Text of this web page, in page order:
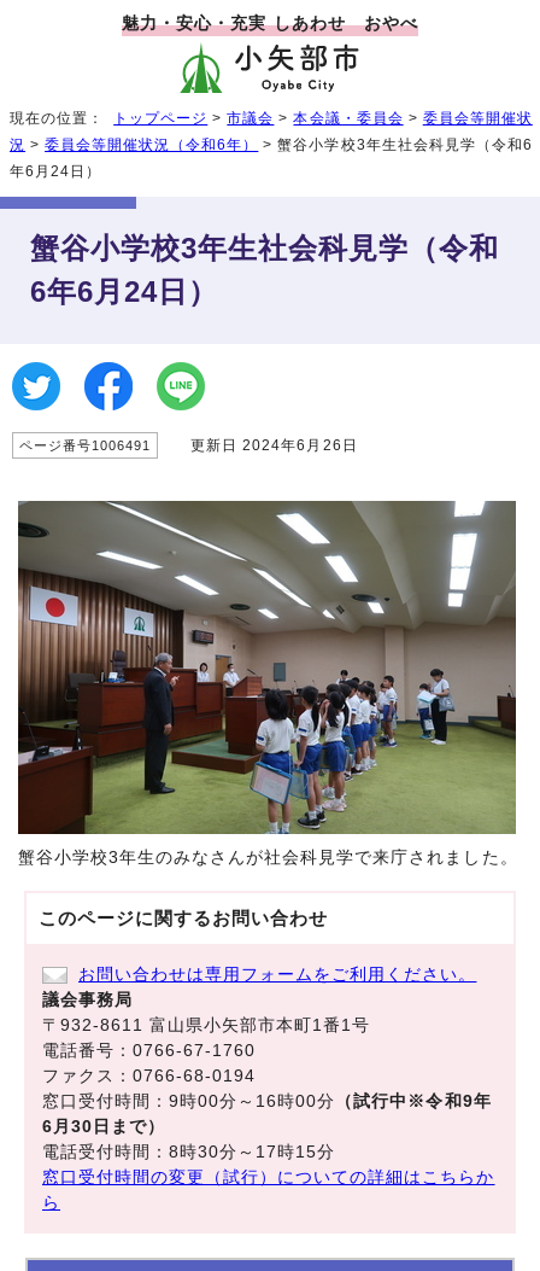
魅力・安心・充実 しあわせ おやべ
現在の位置： トップページ >市議会 >本会議・委員会 > 委員会等開催状
況 >委員会等開催状況（令和6年）
> 蟹谷小学校3年生社会科見学（令和6
年6月24日）
蟹谷小学校3年生社会科見学（令和
6年6月24日）
ページ番号1006491 更新日 2024年6月26日
蟹谷小学校3年生のみなさんが社会科見学で来庁されました。
このページに関するお問い合わせ
お問い合わせは専用フォームをご利用ください。
議会事務局
〒932-8611 富山県小矢部市本町1番1号
電話番号：0766-67-1760
ファクス：0766-68-0194
窓口受付時間：9時00分～16時00分 （試行中※令和9年
6月30日まで）
電話受付時間：8時30分～17時15分
窓口受付時間の変更（試行）についての詳細はこちらか
ら